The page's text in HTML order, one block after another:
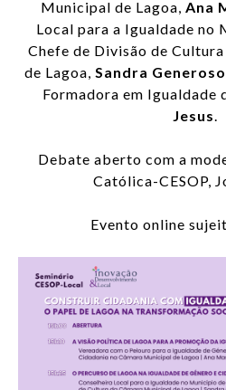
Municipal de Lagoa, Ana
Local para a Igualdade no
Chefe de Divisão de
de Lagoa, Sandra Generoso
Formadora em Igualdade
Jesus.
Debate aberto com a
Católica-CESOP,
Evento online